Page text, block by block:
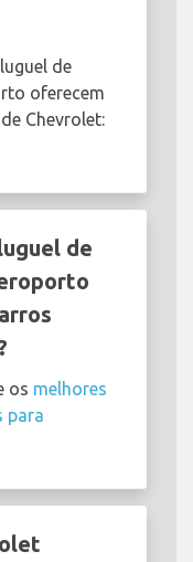
de
oferecem
Chevrolet:
de
os melhores
para